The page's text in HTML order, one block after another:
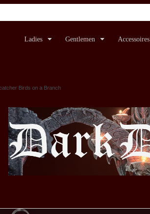
Ladies Gentlemen Accessoires
Birds on a Branch